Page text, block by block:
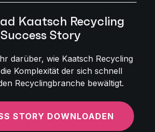
Kaatsch Recycling
Success Story
darüber, wie Kaatsch Recycling
Komplexität der sich schnell
Recyclingbranche bewältigt.
STORY DOWNLOADEN